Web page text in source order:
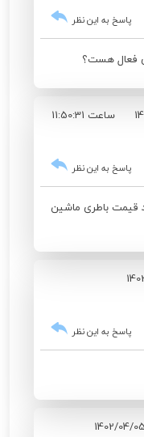
پاسخ به این نظر
فعال هست؟
ساعت 11:50:31
پاسخ به این نظر
قیمت باطری ماشین
پاسخ به این نظر